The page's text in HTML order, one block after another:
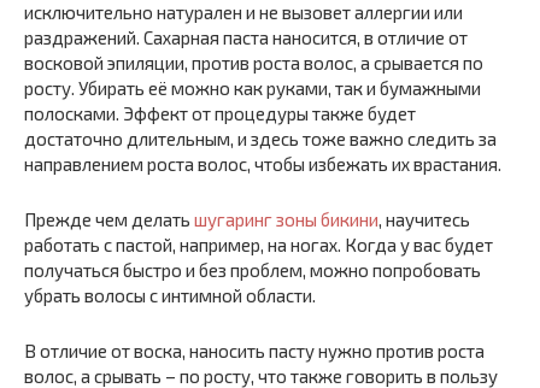
исключительно натурален и не вызовет аллергии или
раздражений. Сахарная паста наносится, в отличие от
восковой эпиляции, против роста волос, а срывается по
росту. Убирать её можно как руками, так и бумажными
полосками. Эффект от процедуры также будет
достаточно длительным, и здесь тоже важно следить за
направлением роста волос, чтобы избежать их врастания.
Прежде чем делать шугаринг зоны бикини, научитесь
работать с пастой, например, на ногах. Когда у вас будет
получаться быстро и без проблем, можно попробовать
убрать волосы с интимной области.
В отличие от воска, наносить пасту нужно против роста
волос, а срывать – по росту, что также говорить в пользу